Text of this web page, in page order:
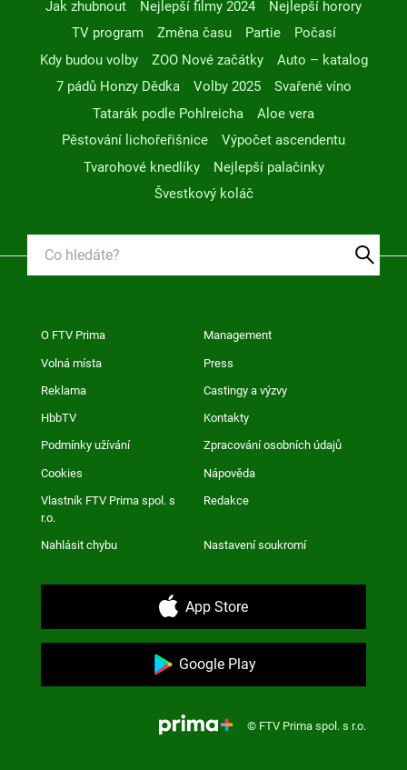
Jak zhubnout Nejlepší filmy 2024
Nejlepší horory
TV program
Změna času Partie
Počasí
Kdy budou volby
ZOO Nové začátky
Auto – katalog
7 pádů Honzy Dědka
Volby 2025
Svařené víno
Tatarák podle Pohlreicha
Aloe vera
Pěstování lichořeřišnice
Výpočet ascendentu
Tvarohové knedlíky
Nejlepší palačinky
Švestkový koláč
O FTV Prima Management
Volná místa Press
Reklama Castingy a výzvy
HbbTV Kontakty
Podmínky užívání Zpracování osobních údajů
Cookies Nápověda
Vlastník FTV Prima spol. s
r.o.
Redakce
Nahlásit chybu Nastavení soukromí
App Store
Google Play
© FTV Prima spol. s r.o.